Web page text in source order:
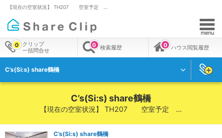
【現在の空室状況】 TH207 空室予定 …
menu
クリップ
一括問合せ
0 検索履歴
0 ハウス閲覧履歴
0
C’s(Si:s) share鶴橋
C’s(Si:s) share鶴橋
【現在の空室状況】 TH207 空室予定 …
C’s(Si:s) share鶴橋